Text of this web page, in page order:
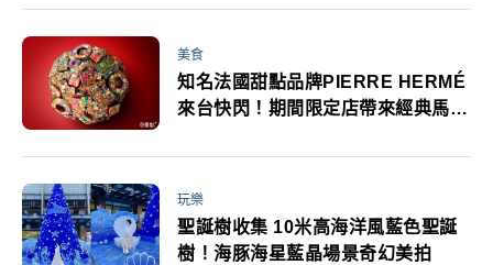
美食
知名法國甜點品牌PIERRE HERMÉ
來台快閃！期間限定店帶來經典馬卡
照打卡
玩樂
聖誕樹收集 10米高海洋風藍色聖誕
樹！海豚海星藍晶場景奇幻美拍